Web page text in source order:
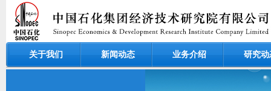
关于我们 新闻动态 业务介绍 研究动